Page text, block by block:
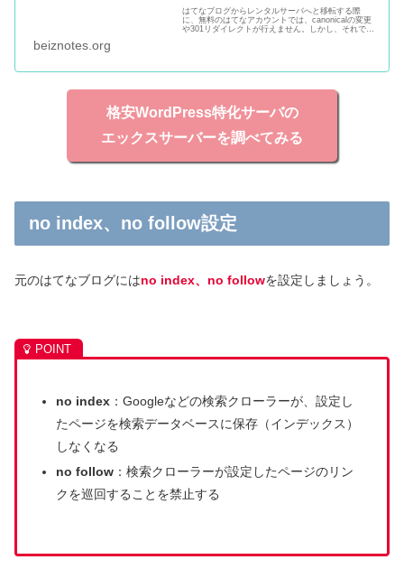
はてなブログからレンタルサーバへと移転する際
に、無料のはてなアカウントでは、canonicalの変更
や301リダイレクトが行えません。しかし、それでも
beiznotes.org
格安WordPress特化サーバの
エックスサーバーを調べてみる
no index、no follow設定
元のはてなブログにはno index、no followを設定しましょう。
no index：Googleなどの検索クローラーが、設定し
たページを検索データベースに保存（インデックス）
しなくなる
no follow：検索クローラーが設定したページのリン
クを巡回することを禁止する